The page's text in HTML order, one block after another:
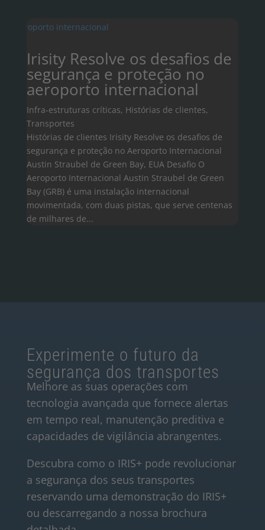
Irisity Resolve os desafios de
segurança e proteção no
aeroporto internacional
Infra-estruturas críticas, Histórias de clientes,
Transportes
Histórias de clientes Irisity Resolve os desafios de
segurança e proteção no Aeroporto Internacional
Austin Straubel de Green Bay, EUA Desafio O
Aeroporto Internacional Austin Straubel de Green
Bay (GRB) é uma instalação internacional
movimentada, com duas pistas, que serve centenas
de milhares de...
Experimente o futuro da
segurança dos transportes
Melhore as suas operações com
tecnologia avançada que fornece alertas
em tempo real, manutenção preditiva e
capacidades de vigilância abrangentes.
Descubra como o IRIS+ pode revolucionar
a segurança dos seus transportes
reservando uma demonstração do IRIS+
ou descarregando a nossa brochura